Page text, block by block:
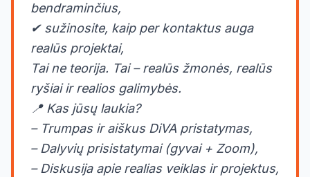
bendraminčius,
✔ sužinosite, kaip per kontaktus auga
realūs projektai,
Tai ne teorija. Tai – realūs žmonės, realūs
ryšiai ir realios galimybės.
📍 Kas jūsų laukia?
– Trumpas ir aiškus DiVA pristatymas,
– Dalyvių prisistatymai (gyvai + Zoom),
– Diskusija apie realias veiklas ir projektus,